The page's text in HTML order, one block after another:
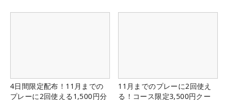
4日間限定配布！11月までの
プレーに2回使える1,500円分
11月までのプレーに2回使え
る！コース限定3,500円クー